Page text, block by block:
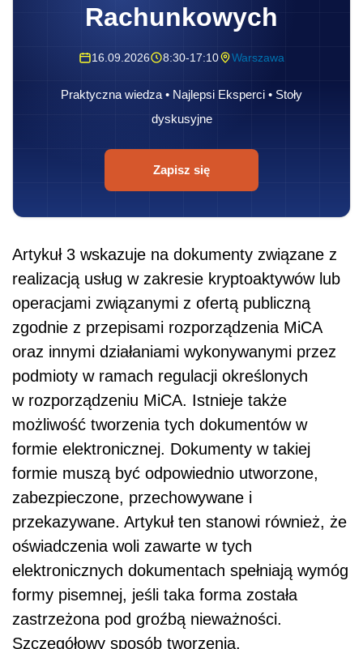
Rachunkowych
16.09.2026 8:30-17:10 Warszawa
Praktyczna wiedza • Najlepsi Eksperci • Stoły
dyskusyjne
Zapisz się
Artykuł 3 wskazuje na dokumenty związane z
realizacją usług w zakresie kryptoaktywów lub
operacjami związanymi z ofertą publiczną
zgodnie z przepisami rozporządzenia MiCA
oraz innymi działaniami wykonywanymi przez
podmioty w ramach regulacji określonych
w rozporządzeniu MiCA. Istnieje także
możliwość tworzenia tych dokumentów w
formie elektronicznej. Dokumenty w takiej
formie muszą być odpowiednio utworzone,
zabezpieczone, przechowywane i
przekazywane. Artykuł ten stanowi również, że
oświadczenia woli zawarte w tych
elektronicznych dokumentach spełniają wymóg
formy pisemnej, jeśli taka forma została
zastrzeżona pod groźbą nieważności.
Szczegółowy sposób tworzenia,